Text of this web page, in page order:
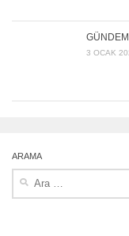
3 OCAK
ARAMA